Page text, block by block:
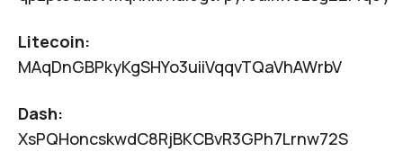
Litecoin:
MAqDnGBPkyKgSHYo3uiiVqqvTQaVhAWrbV
Dash:
XsPQHoncskwdC8RjBKCBvR3GPh7Lrnw72S